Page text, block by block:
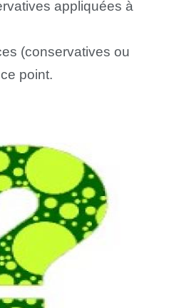
appliquées à
(conservatives ou
point.